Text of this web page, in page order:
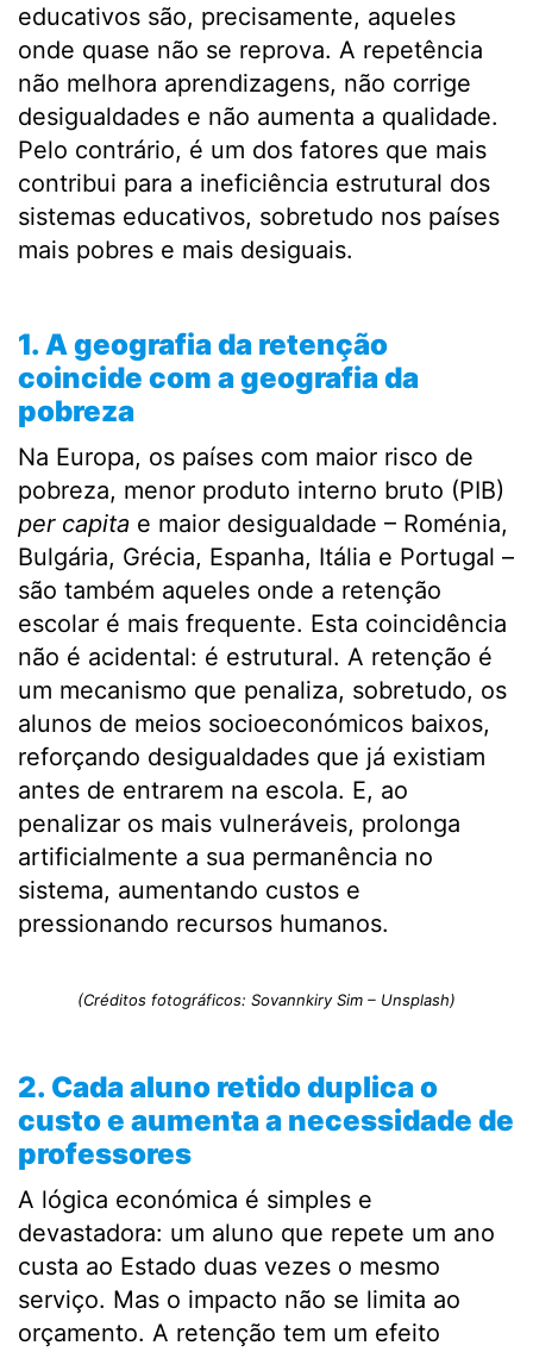
educativos são, precisamente, aqueles
onde quase não se reprova. A repetência
não melhora aprendizagens, não corrige
desigualdades e não aumenta a qualidade.
Pelo contrário, é um dos fatores que mais
contribui para a ineficiência estrutural dos
sistemas educativos, sobretudo nos países
mais pobres e mais desiguais.
1. A geografia da retenção
coincide com a geografia da
pobreza
Na Europa, os países com maior risco de
pobreza, menor produto interno bruto (PIB)
per capita e maior desigualdade – Roménia,
Bulgária, Grécia, Espanha, Itália e Portugal –
são também aqueles onde a retenção
escolar é mais frequente. Esta coincidência
não é acidental: é estrutural. A retenção é
um mecanismo que penaliza, sobretudo, os
alunos de meios socioeconómicos baixos,
reforçando desigualdades que já existiam
antes de entrarem na escola. E, ao
penalizar os mais vulneráveis, prolonga
artificialmente a sua permanência no
sistema, aumentando custos e
pressionando recursos humanos.
(Créditos fotográficos: Sovannkiry Sim – Unsplash)
2. Cada aluno retido duplica o
custo e aumenta a necessidade de
professores
A lógica económica é simples e
devastadora: um aluno que repete um ano
custa ao Estado duas vezes o mesmo
serviço. Mas o impacto não se limita ao
orçamento. A retenção tem um efeito